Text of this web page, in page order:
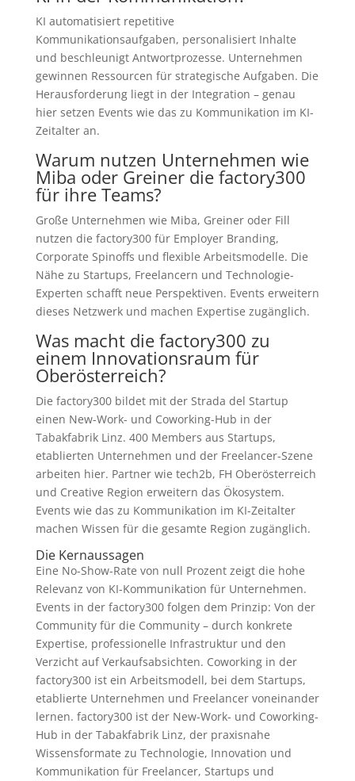
KI automatisiert repetitive
Kommunikationsaufgaben, personalisiert Inhalte
und beschleunigt Antwortprozesse. Unternehmen
gewinnen Ressourcen für strategische Aufgaben. Die
Herausforderung liegt in der Integration – genau
hier setzen Events wie das zu Kommunikation im KI-
Zeitalter an.
Warum nutzen Unternehmen wie
Miba oder Greiner die factory300
für ihre Teams?
Große Unternehmen wie Miba, Greiner oder Fill
nutzen die factory300 für Employer Branding,
Corporate Spinoffs und flexible Arbeitsmodelle. Die
Nähe zu Startups, Freelancern und Technologie-
Experten schafft neue Perspektiven. Events erweitern
dieses Netzwerk und machen Expertise zugänglich.
Was macht die factory300 zu
einem Innovationsraum für
Oberösterreich?
Die factory300 bildet mit der Strada del Startup
einen New-Work- und Coworking-Hub in der
Tabakfabrik Linz. 400 Members aus Startups,
etablierten Unternehmen und der Freelancer-Szene
arbeiten hier. Partner wie tech2b, FH Oberösterreich
und Creative Region erweitern das Ökosystem.
Events wie das zu Kommunikation im KI-Zeitalter
machen Wissen für die gesamte Region zugänglich.
Die Kernaussagen
Eine No-Show-Rate von null Prozent zeigt die hohe
Relevanz von KI-Kommunikation für Unternehmen.
Events in der factory300 folgen dem Prinzip: Von der
Community für die Community – durch konkrete
Expertise, professionelle Infrastruktur und den
Verzicht auf Verkaufsabsichten. Coworking in der
factory300 ist ein Arbeitsmodell, bei dem Startups,
etablierte Unternehmen und Freelancer voneinander
lernen. factory300 ist der New-Work- und Coworking-
Hub in der Tabakfabrik Linz, der praxisnahe
Wissensformate zu Technologie, Innovation und
Kommunikation für Freelancer, Startups und